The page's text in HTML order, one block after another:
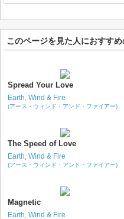
このページを見た人におすす
Spread Your Love
Earth, Wind & Fire
(アース・ウィンド・アンド・ファイアー)
The Speed of Love
Earth, Wind & Fire
(アース・ウィンド・アンド・ファイアー)
Magnetic
Earth, Wind & Fire